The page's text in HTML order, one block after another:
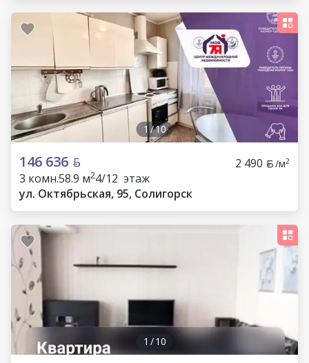
1 /10
146 636 2 490 /м2
3 комн.58.9 м24/12 этаж
ул. Октябрьская, 95, Солигорск
1 /10